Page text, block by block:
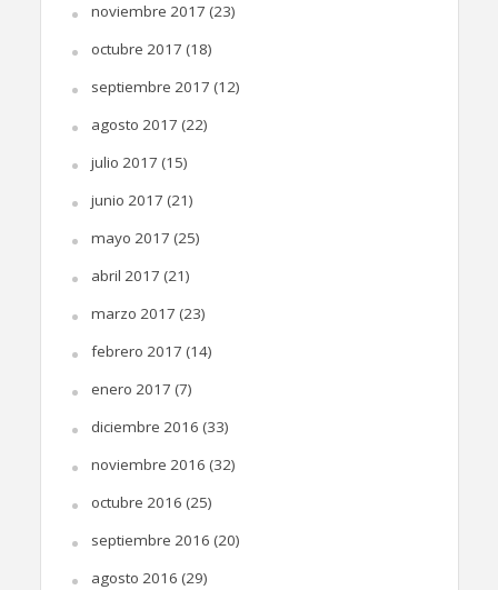
noviembre 2017 (23)
octubre 2017 (18)
septiembre 2017 (12)
agosto 2017 (22)
julio 2017 (15)
junio 2017 (21)
mayo 2017 (25)
abril 2017 (21)
marzo 2017 (23)
febrero 2017 (14)
enero 2017 (7)
diciembre 2016 (33)
noviembre 2016 (32)
octubre 2016 (25)
septiembre 2016 (20)
agosto 2016 (29)